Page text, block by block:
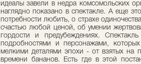
идеалы завели в недра комсомольских
наглядно показано в спектакле. А еще
потребности любить, о страхе
счастью любой ценой, об умении
гордости и предубеждениях.
подробностями и персонажами,
мелкими деталями эпохи - от взятых на
времени бананов. Есть где в этой